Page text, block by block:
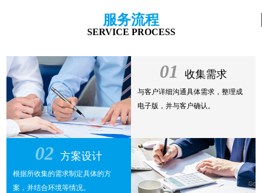
服务流程
SERVICE PROCESS
01 收集需求
与客户详细沟通具体需求，整理成
电子版，并与客户确认。
02 方案设计
根据所收集的需求制定具体的方
案，并结合环境等情况。